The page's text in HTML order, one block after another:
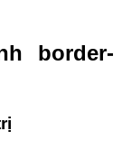
border-